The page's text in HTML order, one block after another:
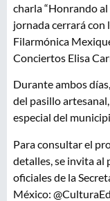
charla “Honrando
jornada cerrará con
Filarmónica
Conciertos Elisa
Durante ambos
del pasillo
especial del
Para consultar el
detalles, se invita al
oficiales de la
México: